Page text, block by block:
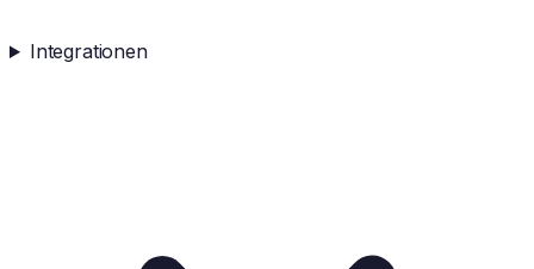
Integrationen